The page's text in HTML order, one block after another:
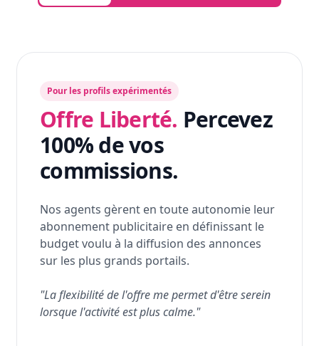
Pour les profils expérimentés
Offre Liberté. Percevez
100% de vos
commissions.
Nos agents gèrent en toute autonomie leur
abonnement publicitaire en définissant le
budget voulu à la diffusion des annonces
sur les plus grands portails.
"La flexibilité de l'offre me permet d'être serein
lorsque l'activité est plus calme."